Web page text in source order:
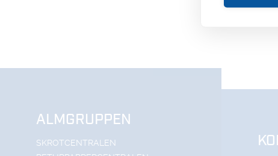
ALMGRUPPEN
SKROTCENTRALEN